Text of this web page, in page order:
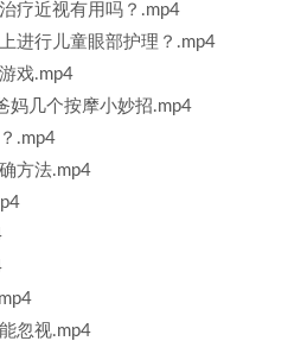
疗近视有用吗？.mp4
进行儿童眼部护理？.mp4
戏.mp4
妈几个按摩小妙招.mp4
.mp4
方法.mp4
忽视.mp4